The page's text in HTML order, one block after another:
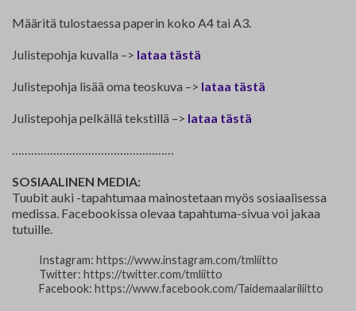
Määritä tulostaessa paperin koko A4 tai A3.
Julistepohja kuvalla –> lataa tästä
Julistepohja lisää oma teoskuva –> lataa tästä
Julistepohja pelkällä tekstillä –> lataa tästä
……………………………………………
SOSIAALINEN MEDIA:
Tuubit auki -tapahtumaa mainostetaan myös sosiaalisessa
medissa. Facebookissa olevaa tapahtuma-sivua voi jakaa
tutuille.
Instagram: https://www.instagram.com/tmliitto
Twitter: https://twitter.com/tmliitto
Facebook: https://www.facebook.com/Taidemaalariliitto